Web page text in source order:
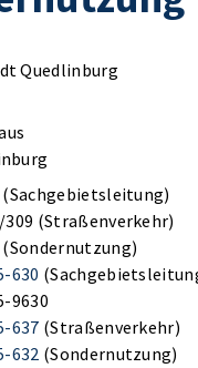
Quedlinburg
(Sachgebietsleitung)
309 (Straßenverkehr)
(Sondernutzung)
630
9630
637 (Straßenverkehr)
632 (Sondernutzung)